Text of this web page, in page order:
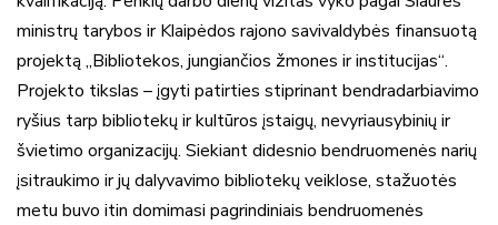
ministrų tarybos ir Klaipėdos rajono savivaldybės finansuotą
projektą „Bibliotekos, jungiančios žmones ir institucijas“.
Projekto tikslas – įgyti patirties stiprinant bendradarbiavimo
ryšius tarp bibliotekų ir kultūros įstaigų, nevyriausybinių ir
švietimo organizacijų. Siekiant didesnio bendruomenės narių
įsitraukimo ir jų dalyvavimo bibliotekų veiklose, stažuotės
metu buvo itin domimasi pagrindiniais bendruomenės